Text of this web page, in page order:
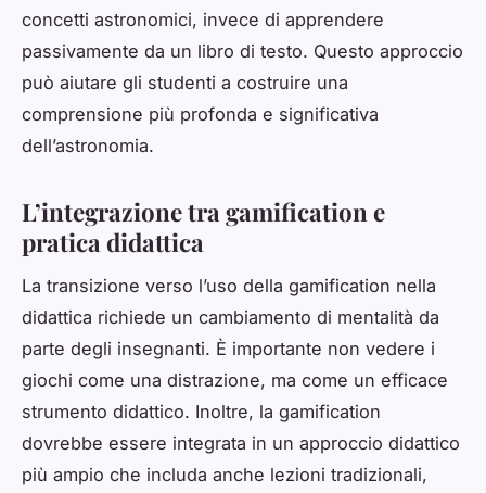
concetti astronomici, invece di apprendere
passivamente da un libro di testo. Questo approccio
può aiutare gli studenti a costruire una
comprensione più profonda e significativa
dell’astronomia.
L’integrazione tra gamification e
pratica didattica
La transizione verso l’uso della gamification nella
didattica richiede un cambiamento di mentalità da
parte degli insegnanti. È importante non vedere i
giochi come una distrazione, ma come un efficace
strumento didattico. Inoltre, la gamification
dovrebbe essere integrata in un approccio didattico
più ampio che includa anche lezioni tradizionali,